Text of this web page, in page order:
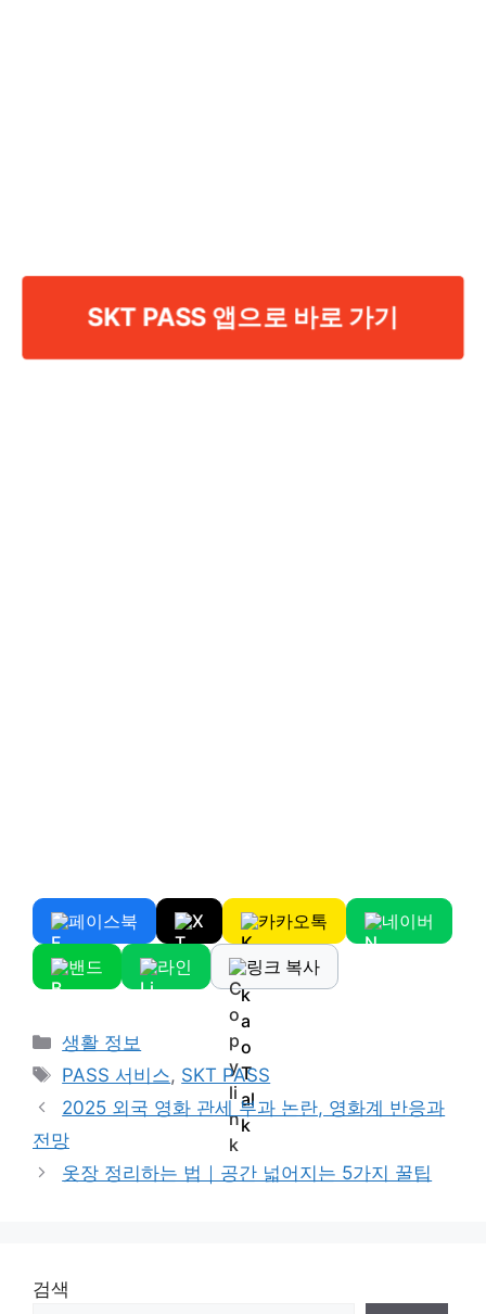
SKT PASS 앱으로 바로 가기
페이스북 X 카카오톡 네이버
밴드 라인 링크 복사
Categories
생활 정보
Tags
PASS 서비스, SKT PASS
2025 외국 영화 관세 부과 논란, 영화계 반응과
전망
옷장 정리하는 법｜공간 넓어지는 5가지 꿀팁
검색